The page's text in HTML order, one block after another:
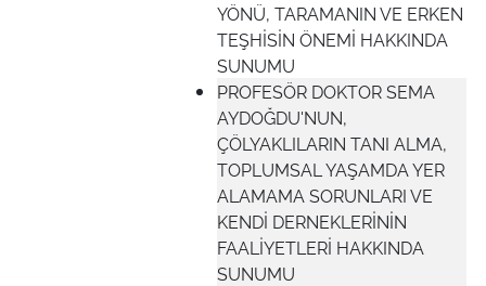
YÖNÜ, TARAMANIN VE ERKEN
TEŞHİSİN ÖNEMİ HAKKINDA
SUNUMU
PROFESÖR DOKTOR SEMA
AYDOĞDU'NUN,
ÇÖLYAKLILARIN TANI ALMA,
TOPLUMSAL YAŞAMDA YER
ALAMAMA SORUNLARI VE
KENDİ DERNEKLERİNİN
FAALİYETLERİ HAKKINDA
SUNUMU